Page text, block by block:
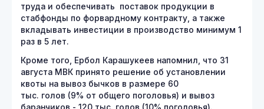
труда и обеспечивать поставок продукции в
стабфонды по форвардному контракту, а также
вкладывать инвестиции в производство минимум 1
раз в 5 лет.
Кроме того, Ербол Карашукеев напомнил, что 31
августа МВК принято решение об установлении
квоты на вывоз бычков в размере 60
тыс. голов (9% от общего поголовья) и вывоз
баранчиков - 120 тыс. голов (10% поголовья).